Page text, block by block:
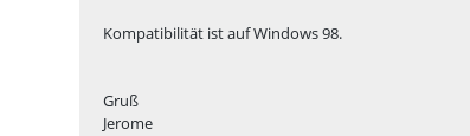
Kompatibilität ist auf Windows 98.
Gruß
Jerome